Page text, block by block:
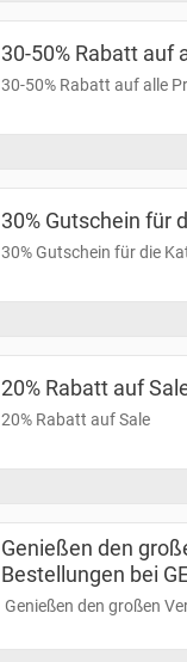
30-50% Rabatt auf
30-50% Rabatt auf alle
30% Gutschein für
30% Gutschein für die
20% Rabatt auf
20% Rabatt auf Sale
Genießen den
Bestellungen bei
Genießen den großen